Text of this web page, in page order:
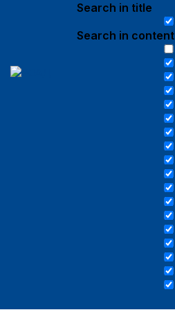
Search in title
Search in content